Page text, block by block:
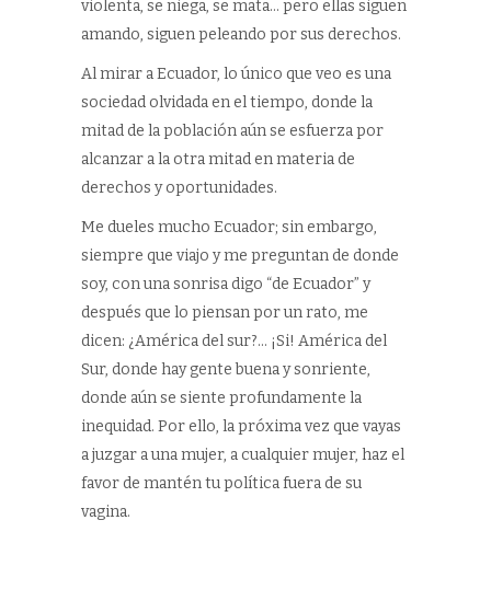
violenta, se niega, se mata… pero ellas siguen
amando, siguen peleando por sus derechos.
Al mirar a Ecuador, lo único que veo es una
sociedad olvidada en el tiempo, donde la
mitad de la población aún se esfuerza por
alcanzar a la otra mitad en materia de
derechos y oportunidades.
Me dueles mucho Ecuador; sin embargo,
siempre que viajo y me preguntan de donde
soy, con una sonrisa digo “de Ecuador” y
después que lo piensan por un rato, me
dicen: ¿América del sur?… ¡Si! América del
Sur, donde hay gente buena y sonriente,
donde aún se siente profundamente la
inequidad. Por ello, la próxima vez que vayas
a juzgar a una mujer, a cualquier mujer, haz el
favor de mantén tu política fuera de su
vagina.